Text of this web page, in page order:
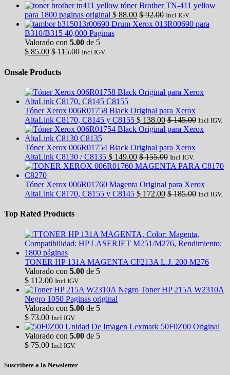
tóner Brother TN-411 yellow
para 1800 paginas original $ 88.00 $92.00 Incl IGV.
Drum Xerox 013R00690 para
B310/B315 40,000 Paginas
Valorado con 5.00 de 5
$ 85.00 $115.00 Incl IGV.
Onsale Products
Tóner Xerox 006R01758 Black Original para Xerox
AltaLink C8170, C8145 y C8155 $ 138.00 $145.00 Incl IGV.
Tóner Xerox 006R01754 Black Original para Xerox
AltaLink C8130 / C8135 $ 149.00 $155.00 Incl IGV.
Tóner Xerox 006R01760 Magenta Original para Xerox
AltaLink C8170, C8155 y C8145 $ 172.00 $185.00 Incl IGV.
Top Rated Products
TONER HP 131A MAGENTA CF213A L.J. 200 M276
Valorado con 5.00 de 5
$ 112.00 Incl IGV.
Toner HP 215A W2310A
Negro 1050 Paginas original
Valorado con 5.00 de 5
$ 73.00 Incl IGV.
Unidad De Imagen Lexmark 50F0Z00 Original
Valorado con 5.00 de 5
$ 75.00 Incl IGV.
Suscríbete a la Newsletter